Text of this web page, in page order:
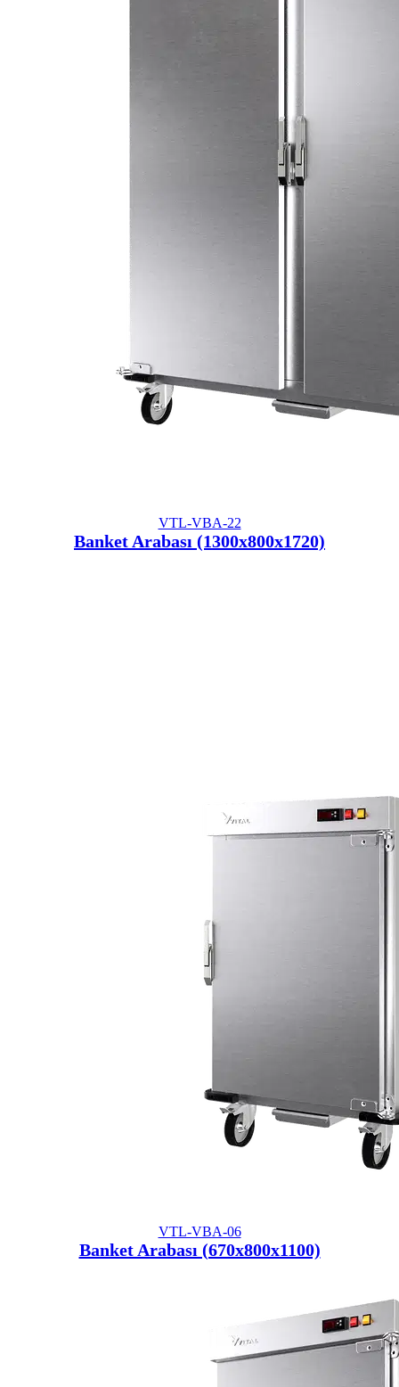
VTL-VBA-22
Banket Arabası (1300x800x1720)
VTL-VBA-06
Banket Arabası (670x800x1100)